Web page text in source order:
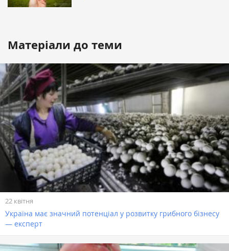
Матеріали до теми
22 квітня
Україна має значний потенціал у розвитку грибного бізнесу
— експерт